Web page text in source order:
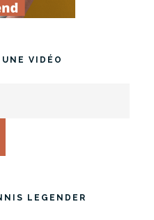
UNE VIDÉO
LEGENDER